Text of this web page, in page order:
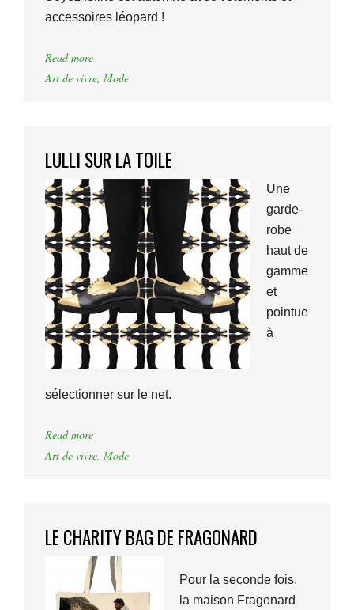
accessoires léopard !
Read more
Art de vivre, Mode
LULLI SUR LA TOILE
Une
garde-
robe
haut de
gamme
et
pointue
à
sélectionner sur le net.
Read more
Art de vivre, Mode
LE CHARITY BAG DE FRAGONARD
Pour la seconde fois,
la maison Fragonard